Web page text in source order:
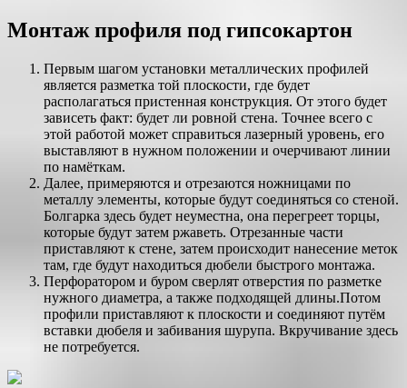
Монтаж профиля под гипсокартон
Первым шагом установки металлических профилей
является разметка той плоскости, где будет
располагаться пристенная конструкция. От этого будет
зависеть факт: будет ли ровной стена. Точнее всего с
этой работой может справиться лазерный уровень, его
выставляют в нужном положении и очерчивают линии
по намёткам.
Далее, примеряются и отрезаются ножницами по
металлу элементы, которые будут соединяться со стеной.
Болгарка здесь будет неуместна, она перегреет торцы,
которые будут затем ржаветь. Отрезанные части
приставляют к стене, затем происходит нанесение меток
там, где будут находиться дюбели быстрого монтажа.
Перфоратором и буром сверлят отверстия по разметке
нужного диаметра, а также подходящей длины.Потом
профили приставляют к плоскости и соединяют путём
вставки дюбеля и забивания шурупа. Вкручивание здесь
не потребуется.